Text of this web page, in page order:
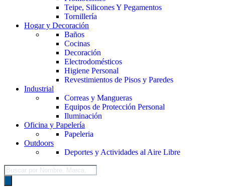
Teipe, Silicones Y Pegamentos
Tornillería
Hogar y Decoración
Baños
Cocinas
Decoración
Electrodomésticos
Higiene Personal
Revestimientos de Pisos y Paredes
Industrial
Correas y Mangueras
Equipos de Protección Personal
Iluminación
Oficina y Papelería
Papeleria
Outdoors
Deportes y Actividades al Aire Libre
Búsqueda
de
productos